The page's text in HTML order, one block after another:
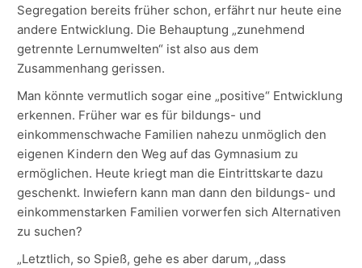
Segregation bereits früher schon, erfährt nur heute eine
andere Entwicklung. Die Behauptung „zunehmend
getrennte Lernumwelten“ ist also aus dem
Zusammenhang gerissen.
Man könnte vermutlich sogar eine „positive“ Entwicklung
erkennen. Früher war es für bildungs- und
einkommenschwache Familien nahezu unmöglich den
eigenen Kindern den Weg auf das Gymnasium zu
ermöglichen. Heute kriegt man die Eintrittskarte dazu
geschenkt. Inwiefern kann man dann den bildungs- und
einkommenstarken Familien vorwerfen sich Alternativen
zu suchen?
„Letztlich, so Spieß, gehe es aber darum, „dass